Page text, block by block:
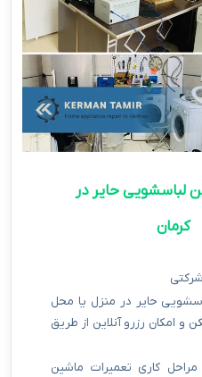
لباسشویی حایر در
کرمان
حایر در منزل یا محل
و امکان رزرو آنلاین از طریق
کاری تعمیرات ماشین